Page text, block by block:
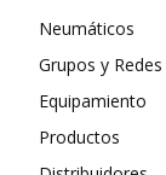
Neumáticos
Grupos y Redes
Equipamiento
Productos